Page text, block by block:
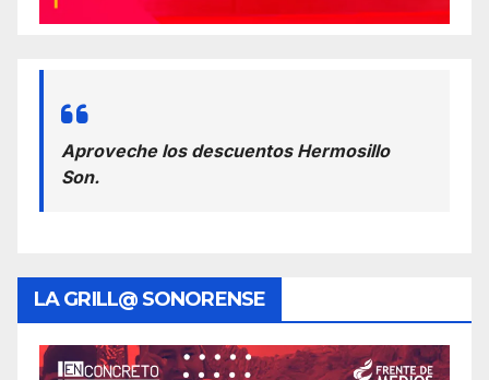
Aproveche los descuentos Hermosillo
Son.
LA GRILL@ SONORENSE